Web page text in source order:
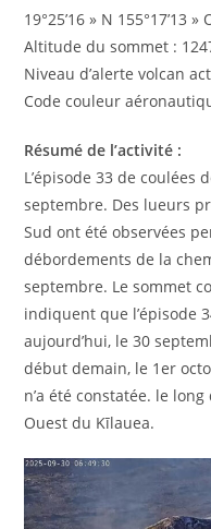
19°25’16 » N 155°17’13 »
Altitude du sommet :
Niveau d’alerte volcan
Code couleur
Résumé de l’activité :
L’épisode 33 de coulées
septembre. Des lueurs
Sud ont été observées
débordements de la
septembre. Le sommet
indiquent que l’épisode
aujourd’hui, le 30
début demain, le 1er
n’a été constatée. le
Ouest du Kīlauea.